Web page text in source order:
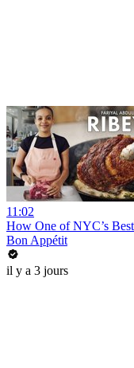
11:02
How One of NYC’s
Bon Appétit
il y a 3 jours